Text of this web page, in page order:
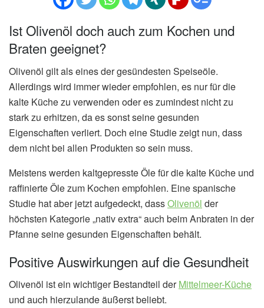
Ist Olivenöl doch auch zum Kochen und
Braten geeignet?
Olivenöl gilt als eines der gesündesten Speiseöle.
Allerdings wird immer wieder empfohlen, es nur für die
kalte Küche zu verwenden oder es zumindest nicht zu
stark zu erhitzen, da es sonst seine gesunden
Eigenschaften verliert. Doch eine Studie zeigt nun, dass
dem nicht bei allen Produkten so sein muss.
Meistens werden kaltgepresste Öle für die kalte Küche und
raffinierte Öle zum Kochen empfohlen. Eine spanische
Studie hat aber jetzt aufgedeckt, dassOlivenöl der
höchsten Kategorie „nativ extra“ auch beim Anbraten in der
Pfanne seine gesunden Eigenschaften behält.
Positive Auswirkungen auf die Gesundheit
Olivenöl ist ein wichtiger Bestandteil derMittelmeer-Küche
und auch hierzulande äußerst beliebt.